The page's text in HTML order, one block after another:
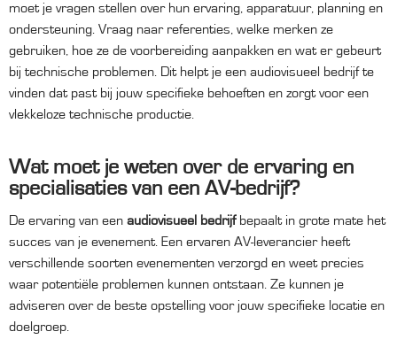
moet je vragen stellen over hun ervaring, apparatuur, planning en
ondersteuning. Vraag naar referenties, welke merken ze
gebruiken, hoe ze de voorbereiding aanpakken en wat er gebeurt
bij technische problemen. Dit helpt je een audiovisueel bedrijf te
vinden dat past bij jouw specifieke behoeften en zorgt voor een
vlekkeloze technische productie.
Wat moet je weten over de ervaring en
specialisaties van een AV-bedrijf?
De ervaring van een audiovisueel bedrijfbepaalt in grote mate het
succes van je evenement. Een ervaren AV-leverancier heeft
verschillende soorten evenementen verzorgd en weet precies
waar potentiële problemen kunnen ontstaan. Ze kunnen je
adviseren over de beste opstelling voor jouw specifieke locatie en
doelgroep.